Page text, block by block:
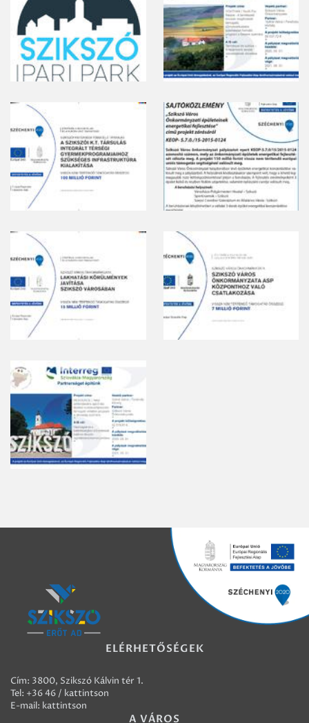
ELÉRHETŐSÉGEK
Cím: 3800, Szikszó Kálvin tér 1.
Tel: +36 46 / kattintson
E-mail: kattintson
A VÁROS